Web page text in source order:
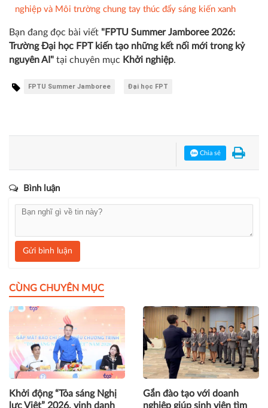
Trung ương Hội LHTN Việt Nam và TCP tiếp tục đồng hành
vì thanh niên Việt Nam
Khép lại hành trình đầy sôi động của Giải bóng đá Thanh
Niên Sinh viên Việt Nam lần IV – 2026 Cúp THACO
nghiệp và Môi trường chung tay thúc đẩy sáng kiến xanh
Gửi bình luận
CÙNG CHUYÊN MỤC